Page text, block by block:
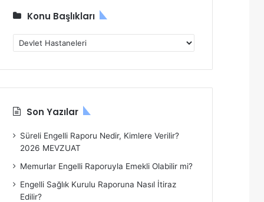
Konu Başlıkları
o
B
ş
ı
l
r
Son Yazılar
Süreli Engelli Raporu Nedir, Kimlere Verilir?
2026 MEVZUAT
Memurlar Engelli Raporuyla Emekli Olabilir mi?
Engelli Sağlık Kurulu Raporuna Nasıl İtiraz
Edilir?